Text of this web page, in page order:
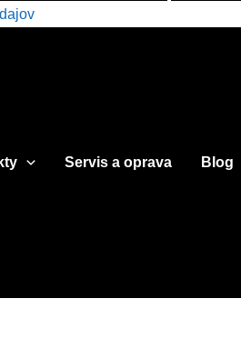
Servis a oprava Blog